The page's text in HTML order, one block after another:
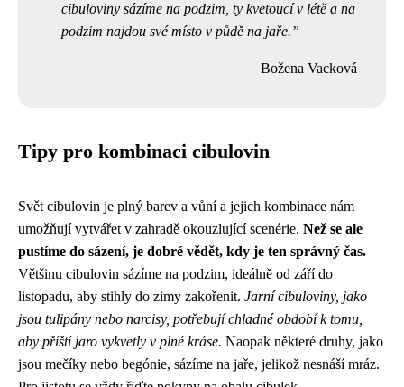
cibuloviny sázíme na podzim, ty kvetoucí v létě a na
podzim najdou své místo v půdě na jaře.
Božena Vacková
Tipy pro kombinaci cibulovin
Svět cibulovin je plný barev a vůní a jejich kombinace nám
umožňují vytvářet v zahradě okouzlující scenérie. Než se ale
pustíme do sázení, je dobré vědět, kdy je ten správný čas.
Většinu cibulovin sázíme na podzim, ideálně od září do
listopadu, aby stihly do zimy zakořenit. Jarní cibuloviny, jako
jsou tulipány nebo narcisy, potřebují chladné období k tomu,
aby příští jaro vykvetly v plné kráse. Naopak některé druhy, jako
jsou mečíky nebo begónie, sázíme na jaře, jelikož nesnáší mráz.